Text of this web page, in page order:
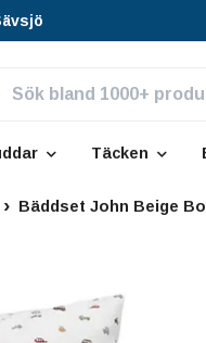
Täcken
Bäddset John Beige